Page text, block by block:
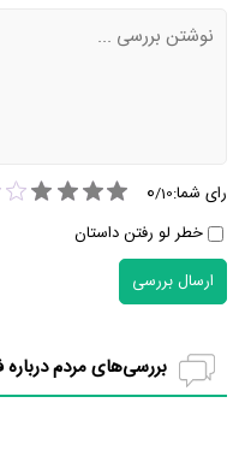
رای شما: 0/10
خطر لو رفتن داستان
ارسال بررسی
بررسی‌های مردم